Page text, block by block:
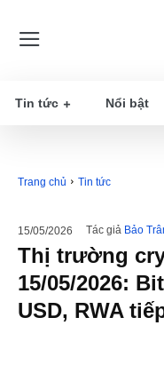
Tin tức Nổi bật
Trang chủ Tin tức
15/05/2026 Tác giả Bảo
Thị trường
15/05/2026:
USD, RWA